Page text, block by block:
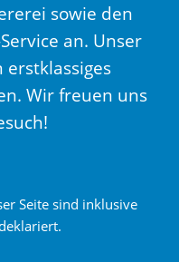
sowie den
an. Unser
erstklassiges
Wir freuen uns
Seite sind inklusive